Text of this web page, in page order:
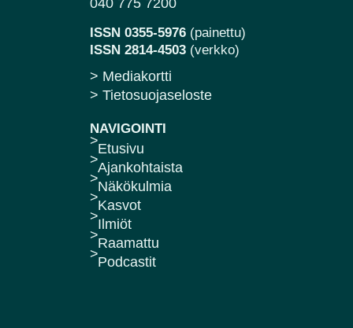
040 775 7200
ISSN 0355-5976 (painettu)
ISSN 2814-4503 (verkko)
> Mediakortti
> Tietosuojaseloste
NAVIGOINTI
Etusivu
Ajankohtaista
Näkökulmia
Kasvot
Ilmiöt
Raamattu
Podcastit